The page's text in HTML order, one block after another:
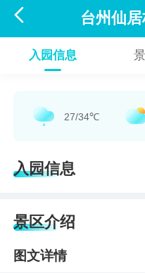
 台州仙
入园信息
27/34℃
入园信息
景区介绍
图文详情